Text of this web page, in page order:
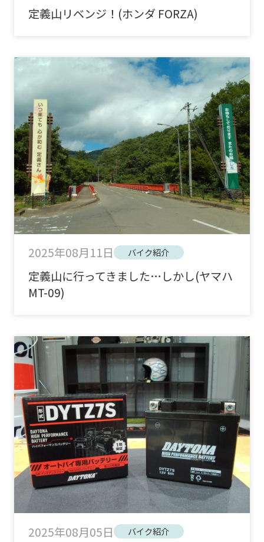
定義山リベンジ！(ホンダ FORZA)
2025年08月11日 バイク紹介
定義山に行ってきました…しかし(ヤマハ
MT-09)
2025年08月05日 バイク紹介